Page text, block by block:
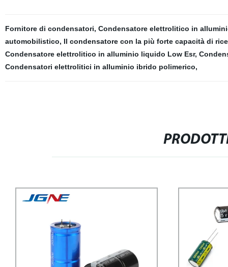
Fornitore di condensatori, Condensatore elettrolitico in
automobilistico, Il condensatore con la più forte capacità di
Condensatore elettrolitico in alluminio liquido Low Esr,
Condensatori elettrolitici in alluminio ibrido polimerico,